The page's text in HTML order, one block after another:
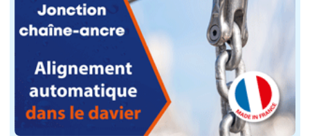
Philippe Poupon © Philippe Poupon
Deux grands noms de la course au large en
Enfin, en Rhum Mono, la flotte est au complet et
Jean-Pierre Dick et Brieuc Maisonneuve © Dick Jean Pierre /